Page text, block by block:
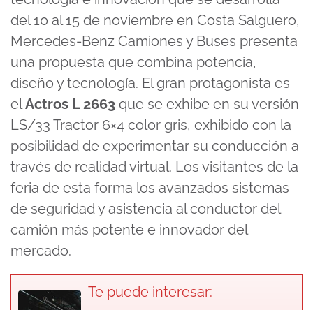
del 10 al 15 de noviembre en Costa Salguero,
Mercedes-Benz Camiones y Buses presenta
una propuesta que combina potencia,
diseño y tecnología. El gran protagonista es
elActros L 2663 que se exhibe en su versión
LS/33 Tractor 6×4 color gris, exhibido con la
posibilidad de experimentar su conducción a
través de realidad virtual. Los visitantes de la
feria de esta forma los avanzados sistemas
de seguridad y asistencia al conductor del
camión más potente e innovador del
mercado.
Te puede interesar: